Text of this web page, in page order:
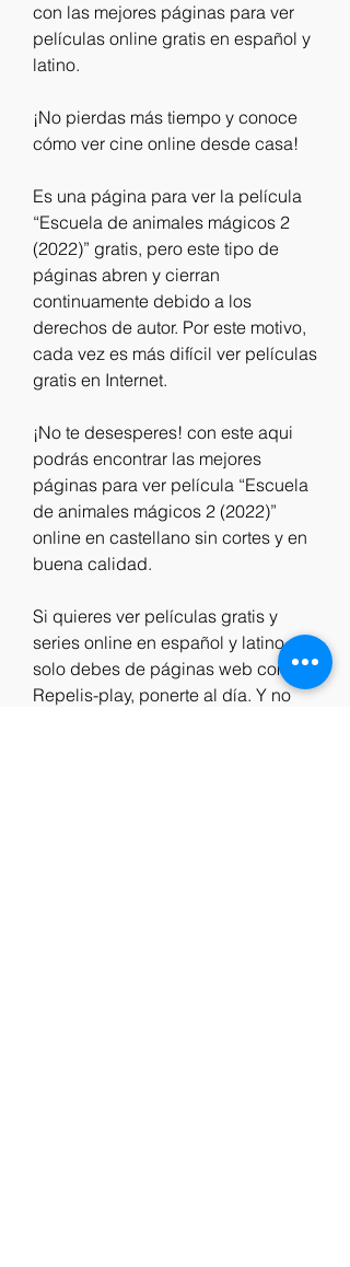
con las mejores páginas para ver
películas online gratis en español y
latino.
¡No pierdas más tiempo y conoce
cómo ver cine online desde casa!
Es una página para ver la película
“Escuela de animales mágicos 2
(2022)” gratis, pero este tipo de
páginas abren y cierran
continuamente debido a los
derechos de autor. Por este motivo,
cada vez es más difícil ver películas
gratis en Internet.
¡No te desesperes! con este aqui
podrás encontrar las mejores
páginas para ver película “Escuela
de animales mágicos 2 (2022)”
online en castellano sin cortes y en
buena calidad.
Si quieres ver películas gratis y
series online en español y latino
solo debes de páginas web como
Repelis-play, ponerte al día. Y no